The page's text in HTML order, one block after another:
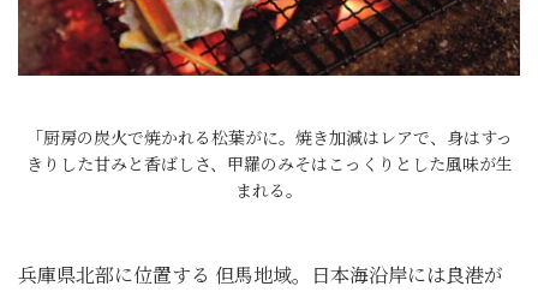
「厨房の炭火で焼かれる松葉がに。焼き加減はレアで、身はすっ
きりした甘みと香ばしさ、甲羅のみそはこっくりとした風味が生
まれる。
兵庫県北部に位置する 但馬地域。日本海沿岸には良港が